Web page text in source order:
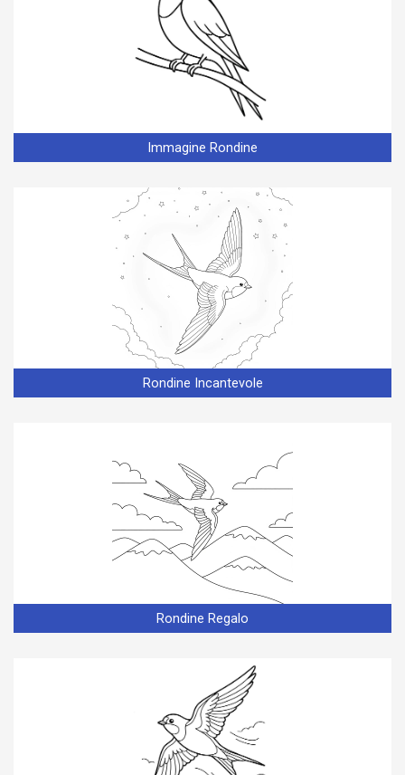
Immagine Rondine
Rondine Incantevole
Rondine Regalo